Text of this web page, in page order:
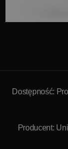
Dostępność:
Producent: